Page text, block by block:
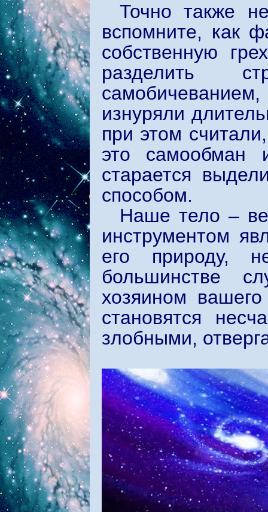
Точно также
вспомните, как
собственную
разделить
изнуряли
при этом
это самообман
старается
способом.
Наше тело –
инструментом
его природу,
большинстве
хозяином
становятся
злобными,